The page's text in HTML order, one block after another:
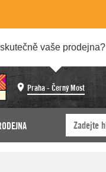
skutečně vaše prodejna?
Praha - Černý Most